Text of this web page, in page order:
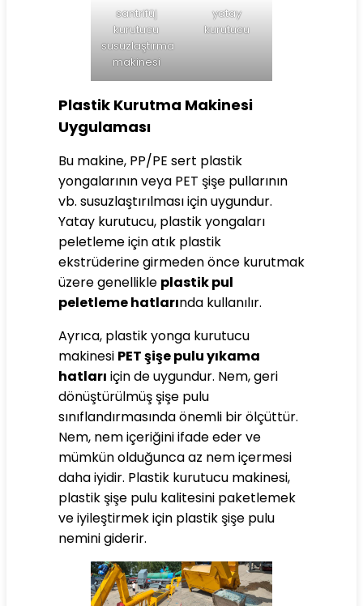
santrifüj
kurutucu
susuzlaştırma
makinesi
yatay
kurutucu
Plastik Kurutma Makinesi
Uygulaması
Bu makine, PP/PE sert plastik
yongalarının veya PET şişe pullarının
vb. susuzlaştırılması için uygundur.
Yatay kurutucu, plastik yongaları
peletleme için atık plastik
ekstrüderine girmeden önce kurutmak
üzere genellikle plastik pul
peletleme hatlarında kullanılır.
Ayrıca, plastik yonga kurutucu
makinesi PET şişe pulu yıkama
hatları için de uygundur. Nem, geri
dönüştürülmüş şişe pulu
sınıflandırmasında önemli bir ölçüttür.
Nem, nem içeriğini ifade eder ve
mümkün olduğunca az nem içermesi
daha iyidir. Plastik kurutucu makinesi,
plastik şişe pulu kalitesini paketlemek
ve iyileştirmek için plastik şişe pulu
nemini giderir.